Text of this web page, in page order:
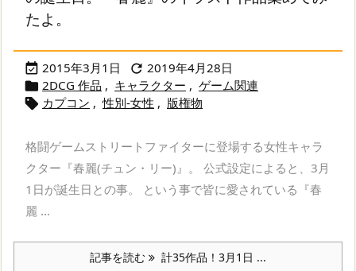
たよ。
 2015年3月1日  2019年4月28日
 2DCG 作品 , キャラクター , ゲーム関連
 カプコン , 性別-女性 , 版権物
格闘ゲームストリートファイターに登場する女性キャラ
クター『春麗(チュン・リー)』。 公式設定によると、3月
1日が誕生日との事。 という事で皆に愛されている『春
麗 ...
記事を読む 計35作品！3月1日 ...